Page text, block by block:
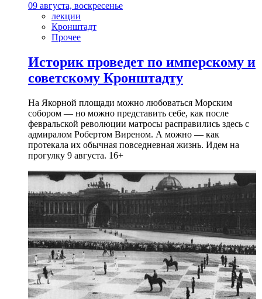
09 августа, воскресенье
лекции
Кронштадт
Прочее
Историк проведет по имперскому и
советскому Кронштадту
На Якорной площади можно любоваться Морским
собором — но можно представить себе, как после
февральской революции матросы расправились здесь с
адмиралом Робертом Виреном. А можно — как
протекала их обычная повседневная жизнь. Идем на
прогулку 9 августа. 16+